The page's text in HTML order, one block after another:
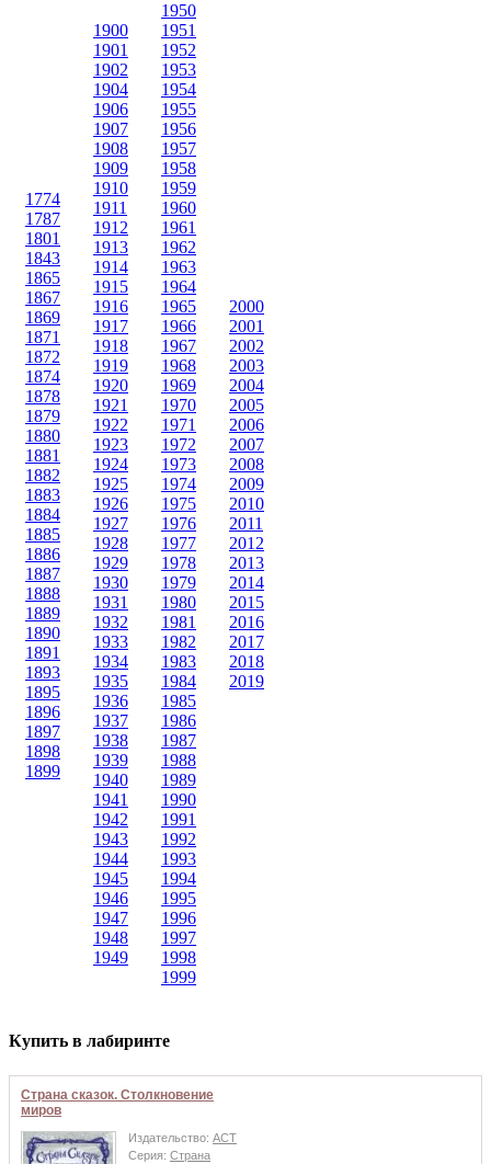
1774
1787
1801
1843
1865
1867
1869
1871
1872
1874
1878
1879
1880
1881
1882
1883
1884
1885
1886
1887
1888
1889
1890
1891
1893
1895
1896
1897
1898
1899
1900
1901
1902
1904
1906
1907
1908
1909
1910
1911
1912
1913
1914
1915
1916
1917
1918
1919
1920
1921
1922
1923
1924
1925
1926
1927
1928
1929
1930
1931
1932
1933
1934
1935
1936
1937
1938
1939
1940
1941
1942
1943
1944
1945
1946
1947
1948
1949
1950
1951
1952
1953
1954
1955
1956
1957
1958
1959
1960
1961
1962
1963
1964
1965
1966
1967
1968
1969
1970
1971
1972
1973
1974
1975
1976
1977
1978
1979
1980
1981
1982
1983
1984
1985
1986
1987
1988
1989
1990
1991
1992
1993
1994
1995
1996
1997
1998
1999
2000
2001
2002
2003
2004
2005
2006
2007
2008
2009
2010
2011
2012
2013
2014
2015
2016
2017
2018
2019
Купить в лабиринте
Страна сказок. Столкновение
миров
Издательство: АСТ
Серия: Страна